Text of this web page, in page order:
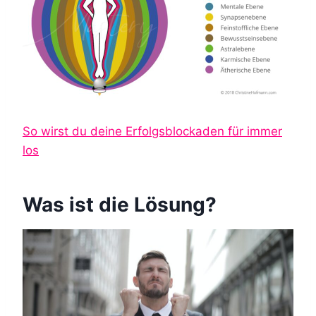
So wirst du deine Erfolgsblockaden für immer
los
Was ist die Lösung?